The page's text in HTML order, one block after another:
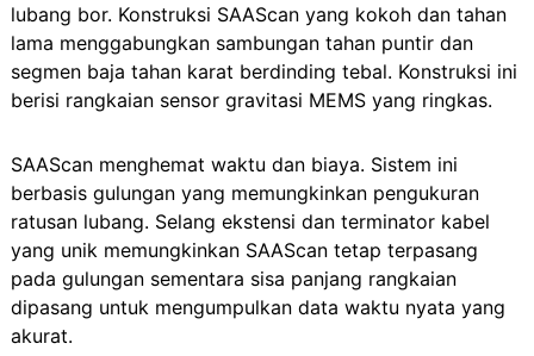
lubang bor. Konstruksi SAAScan yang kokoh dan tahan
lama menggabungkan sambungan tahan puntir dan
segmen baja tahan karat berdinding tebal. Konstruksi ini
berisi rangkaian sensor gravitasi MEMS yang ringkas.
SAAScan menghemat waktu dan biaya. Sistem ini
berbasis gulungan yang memungkinkan pengukuran
ratusan lubang. Selang ekstensi dan terminator kabel
yang unik memungkinkan SAAScan tetap terpasang
pada gulungan sementara sisa panjang rangkaian
dipasang untuk mengumpulkan data waktu nyata yang
akurat.